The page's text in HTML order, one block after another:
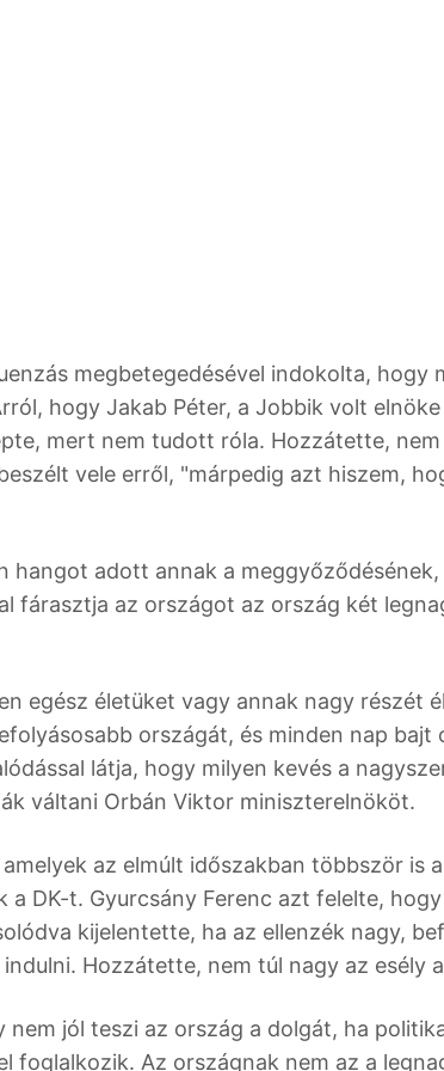
megbetegedésével indokolta, hogy
hogy Jakab Péter, a Jobbik volt
mert nem tudott róla. Hozzátette,
vele erről, "márpedig azt hiszem,
hangot adott annak a
fárasztja az országot az ország két
egész életüket vagy annak nagy részét
országát, és minden nap
látja, hogy milyen kevés a
váltani Orbán Viktor miniszterelnököt.
az elmúlt időszakban többször is
a DK-t. Gyurcsány Ferenc azt felelte,
kijelentette, ha az ellenzék nagy,
Hozzátette, nem túl nagy az esély
nem jól teszi az ország a dolgát, ha
foglalkozik. Az országnak nem az a